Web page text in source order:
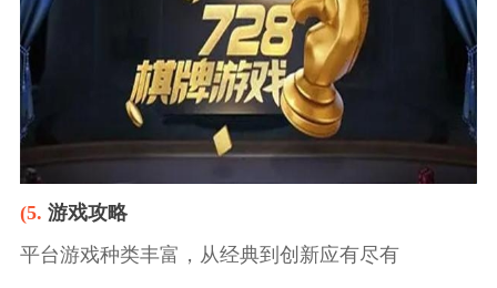
(5. 游戏攻略
平台游戏种类丰富，从经典到创新应有尽有